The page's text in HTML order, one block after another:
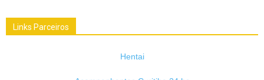
Links Parceiros
Hentai